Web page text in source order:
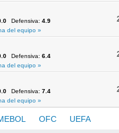
Defensiva: 4.9
del equipo »
Defensiva: 6.4
del equipo »
Defensiva: 7.4
del equipo »
OFC UEFA